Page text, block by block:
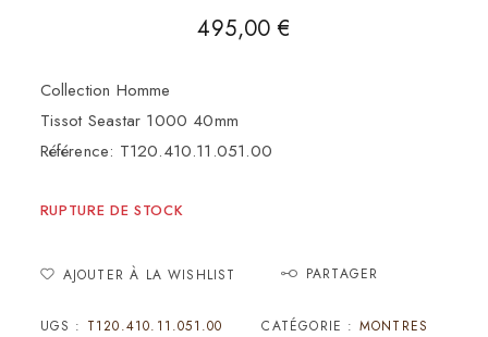
495,00€
Collection Homme
Tissot Seastar 1000 40mm
Référence: T120.410.11.051.00
RUPTURE DE STOCK
AJOUTER À LA WISHLIST PARTAGER
UGS : T120.410.11.051.00 CATÉGORIE : MONTRES